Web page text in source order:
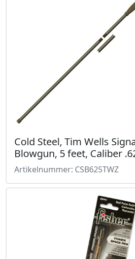
Cold Steel, Tim Wells
Blowgun, 5 feet, Caliber
Artikelnummer: CSB625TWZ